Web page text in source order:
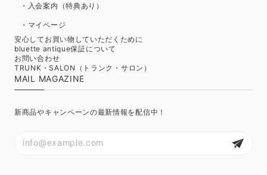
・入会案内（特典あり）
・マイページ
安心してお買い物していただくために
bluette antique保証について
お問い合わせ
TRUNK・SALON（トランク・サロン）
MAIL MAGAZINE
新商品やキャンペーンの最新情報を配信中！